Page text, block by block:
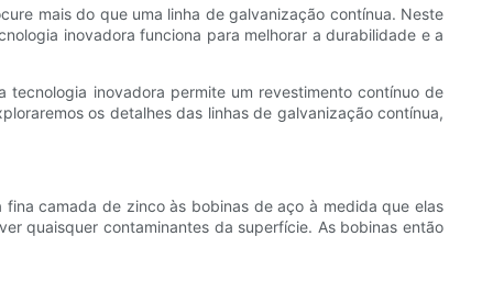
mais do que uma linha de galvanização contínua. Neste
inovadora funciona para melhorar a durabilidade e a
inovadora permite um revestimento contínuo de
os detalhes das linhas de galvanização contínua,
camada de zinco às bobinas de aço à medida que elas
quaisquer contaminantes da superfície. As bobinas então